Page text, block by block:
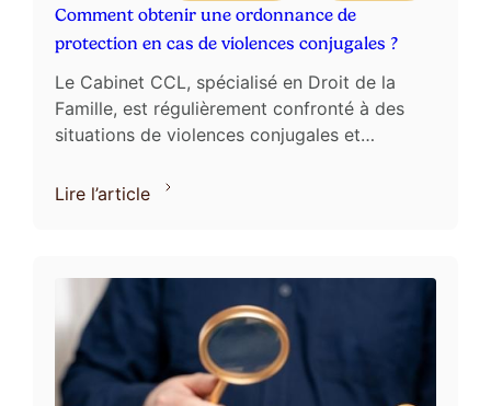
Comment obtenir une ordonnance de
protection en cas de violences conjugales ?
Le Cabinet CCL, spécialisé en Droit de la
Famille, est régulièrement confronté à des
situations de violences conjugales et
question de l’octroi en ...
Lire l’article